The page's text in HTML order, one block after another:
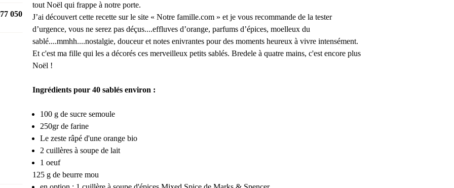
050
tout Noël qui frappe à notre porte.
J’ai découvert cette recette sur le site « Notre famille.com » et je vous recommande de la tester
d’urgence, vous ne serez pas déçus....effluves d’orange, parfums d’épices, moelleux du
sablé....mmhh....nostalgie, douceur et notes enivrantes pour des moments heureux à vivre intensément.
Et c'est ma fille qui les a décorés ces merveilleux petits sablés. Bredele à quatre mains, c'est encore plus
Noël !
Ingrédients pour 40 sablés environ :
100 g de sucre semoule
250gr de farine
Le zeste râpé d'une orange bio
2 cuillères à soupe de lait
1 oeuf
125 g de beurre mou